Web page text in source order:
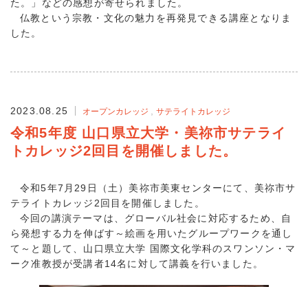
た。」などの感想が寄せられました。
仏教という宗教・文化の魅力を再発見できる講座となりま
した。
2023.08.25 オープンカレッジ サテライトカレッジ
令和5年度 山口県立大学・美祢市サテライ
トカレッジ2回目を開催しました。
令和5年7月29日（土）美祢市美東センターにて、美祢市サ
テライトカレッジ2回目を開催しました。
今回の講演テーマは、グローバル社会に対応するため、自
ら発想する力を伸ばす～絵画を用いたグループワークを通し
て～と題して、山口県立大学 国際文化学科のスワンソン・マ
ーク准教授が受講者14名に対して講義を行いました。